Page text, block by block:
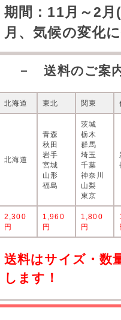
期間：11月～2
月、気候の変化
－ 送料のご案
北海道 東北 関東
北海道
青森
秋田
岩手
宮城
山形
福島
茨城
栃木
群馬
埼玉
千葉
神奈川
山梨
東京
2,300
円
1,960
円
1,800
円
送料はサイズ・数
します！